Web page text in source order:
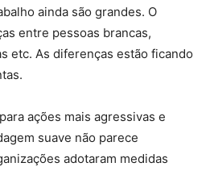
ainda são grandes. O
entre pessoas brancas,
etc. As diferenças estão ficando
ações mais agressivas e
suave não parece
adotaram medidas